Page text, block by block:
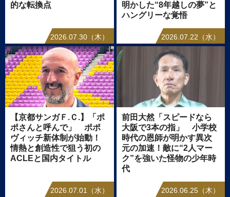
的な転換点
2026.07.30（木）
明かした“8年越しの夢”と
ハングリーな覚悟
2026.07.22（水）
【京都サンガＦ.Ｃ.】「ポ
ポさんと呼んで」 ポポ
ヴィッチ新体制が始動！
情熱と創造性で狙う初の
ACLEと国内タイトル
2026.07.01（水）
前田大然「スピードなら
大阪で3本の指」 小学校
時代の恩師が明かす異次
元の加速！敵に“2人マー
ク”を強いた怪物の少年時
代
2026.06.25（木）